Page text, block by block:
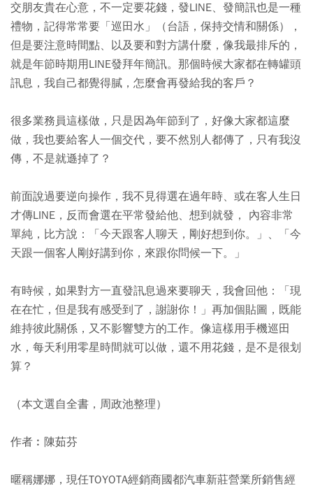
交朋友貴在心意，不一定要花錢，發LINE、發簡訊也是一種
禮物，記得常常要「巡田水」（台語，保持交情和關係），
但是要注意時間點、以及要和對方講什麼，像我最排斥的，
就是年節時期用LINE發拜年簡訊。那個時候大家都在轉罐頭
訊息，我自己都覺得膩，怎麼會再發給我的客戶？
很多業務員這樣做，只是因為年節到了，好像大家都這麼
做，我也要給客人一個交代，要不然別人都傳了，只有我沒
傳，不是就遜掉了？
前面說過要逆向操作，我不見得選在過年時、或在客人生日
才傳LINE，反而會選在平常發給他、想到就發， 內容非常
單純，比方說：「今天跟客人聊天，剛好想到你。」、「今
天跟一個客人剛好講到你，來跟你問候一下。」
有時候，如果對方一直發訊息過來要聊天，我會回他：「現
在在忙，但是我有感受到了，謝謝你！」再加個貼圖，既能
維持彼此關係，又不影響雙方的工作。像這樣用手機巡田
水，每天利用零星時間就可以做，還不用花錢，是不是很划
算？
（本文選自全書，周政池整理）
作者︰陳茹芬
暱稱娜娜，現任TOYOTA經銷商國都汽車新莊營業所銷售經